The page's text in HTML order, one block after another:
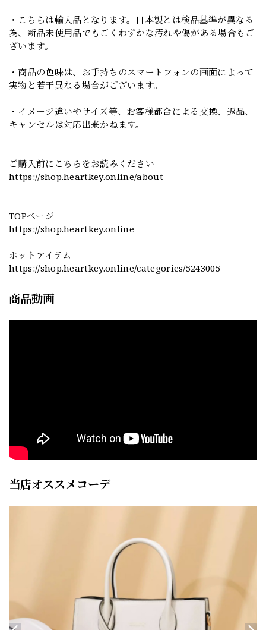
・こちらは輸入品となります。日本製とは検品基準が異なる
為、新品未使用品でもごくわずかな汚れや傷がある場合もご
ざいます。
・商品の色味は、お手持ちのスマートフォンの画面によって
実物と若干異なる場合がございます。
・イメージ違いやサイズ等、お客様都合による交換、返品、
キャンセルは対応出来かねます。
————————————
ご購入前にこちらをお読みください
https://shop.heartkey.online/about
————————————
TOPページ
https://shop.heartkey.online
ホットアイテム
https://shop.heartkey.online/categories/5243005
商品動画
当店オススメコーデ